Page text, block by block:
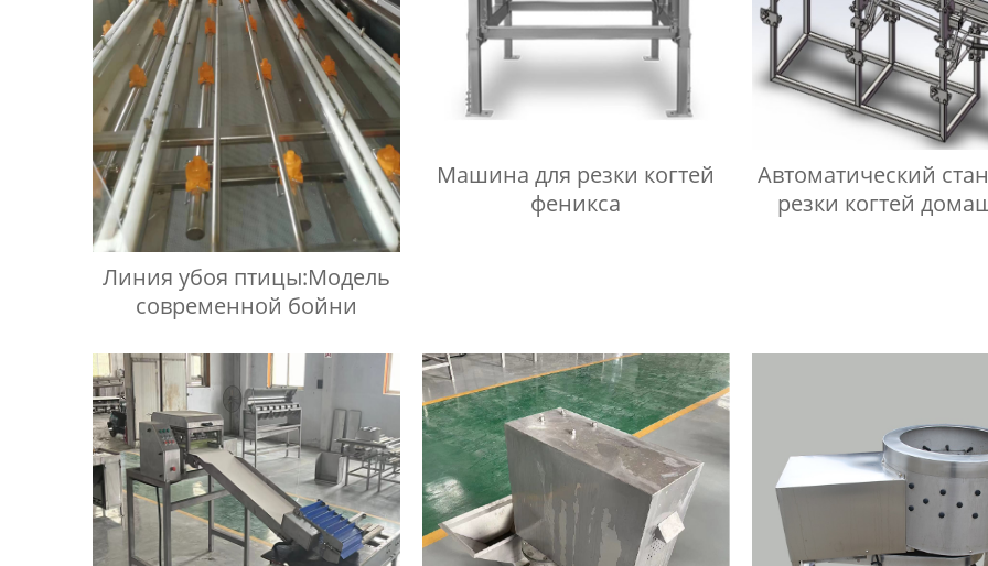
Линия убоя птицы:Модель
современной бойни
Машина для резки когтей
феникса
Автоматический
резки когтей